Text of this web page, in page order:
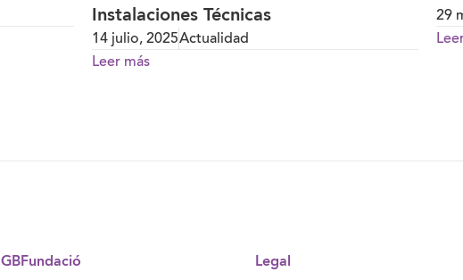
Instalaciones Técnicas
14 julio, 2025Actualidad
Leer más
29
GBFundació Legal